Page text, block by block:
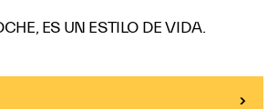
ES UN ESTILO DE VIDA.